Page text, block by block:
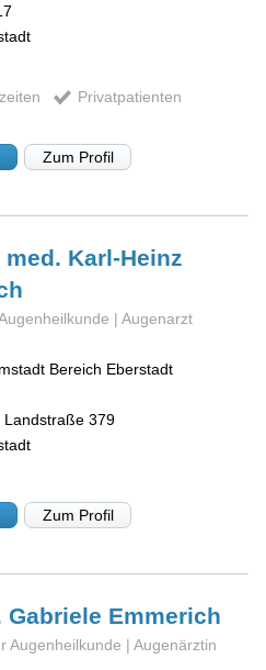
Privatpatienten
Zum Profil
med. Karl-Heinz
| Augenarzt
Bereich Eberstadt
Landstraße 379
Zum Profil
Gabriele Emmerich
Augenheilkunde | Augenärztin